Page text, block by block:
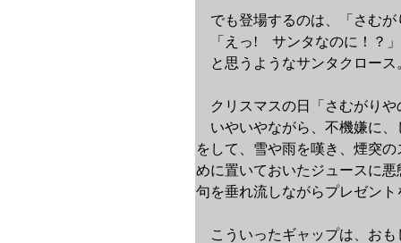
でも登場するのは、「さむが
「えっ! サンタなのに！？」
と思うようなサンタクロース
クリスマスの日「さむがり
いやいやながら、不機嫌に、
をして、雪や雨を嘆き、煙突
めに置いておいたジュースに
句を垂れ流しながらプレゼン
こういったギャップは、おも